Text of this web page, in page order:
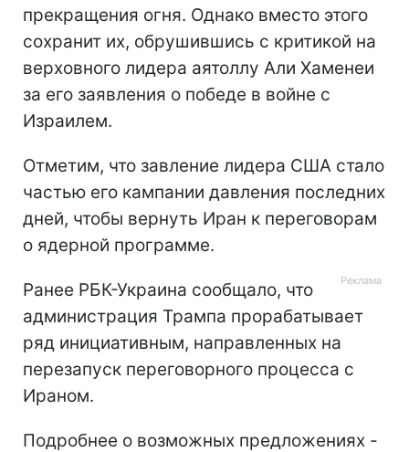
прекращения огня. Однако вместо этого
сохранит их, обрушившись с критикой на
верховного лидера аятоллу Али Хаменеи
за его заявления о победе в войне с
Израилем.
Отметим, что завление лидера США стало
частью его кампании давления последних
дней, чтобы вернуть Иран к переговорам
о ядерной программе.
Ранее РБК-Украина сообщало, что
администрация Трампа прорабатывает
ряд инициативным, направленных на
перезапуск переговорного процесса с
Ираном.
Подробнее о возможных предложениях -